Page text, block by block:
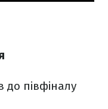
до півфіналу